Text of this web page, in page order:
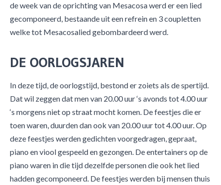
de week van de oprichting van Mesacosa werd er een lied
gecomponeerd, bestaande uit een refrein en 3 coupletten
welke tot Mesacosalied gebombardeerd werd.
DE OORLOGSJAREN
In deze tijd, de oorlogstijd, bestond er zoiets als de spertijd.
Dat wil zeggen dat men van 20.00 uur ‘s avonds tot 4.00 uur
‘s morgens niet op straat mocht komen. De feestjes die er
toen waren, duurden dan ook van 20.00 uur tot 4.00 uur. Op
deze feestjes werden gedichten voorgedragen, gepraat,
piano en viool gespeeld en gezongen. De entertainers op de
piano waren in die tijd dezelfde personen die ook het lied
hadden gecomponeerd. De feestjes werden bij mensen thuis